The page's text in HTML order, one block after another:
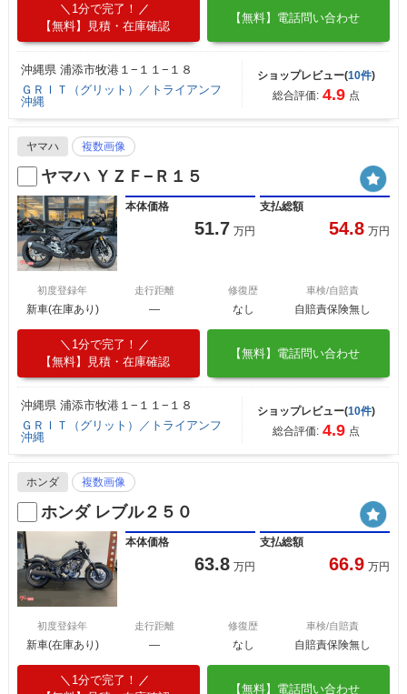
1分で完了！
【無料】見積・在庫確認
【無料】電話問い合わせ
沖縄県 浦添市牧港１−１１−１８
ＧＲＩＴ（グリット）／トライアンフ
沖縄
ショップレビュー(10件)
総合評価: 4.9 点
ヤマハ 複数画像
ヤマハ ＹＺＦ−Ｒ１５
本体価格
51.7 万円
支払総額
54.8 万円
初度登録年
新車(在庫あり)
走行距離
―
修復歴
なし
車検/自賠責
自賠責保険無し
1分で完了！
【無料】見積・在庫確認
【無料】電話問い合わせ
沖縄県 浦添市牧港１−１１−１８
ＧＲＩＴ（グリット）／トライアンフ
沖縄
ショップレビュー(10件)
総合評価: 4.9 点
ホンダ 複数画像
ホンダ レブル２５０
本体価格
63.8 万円
支払総額
66.9 万円
初度登録年
新車(在庫あり)
走行距離
―
修復歴
なし
車検/自賠責
自賠責保険無し
1分で完了！
【無料】電話問い合わせ